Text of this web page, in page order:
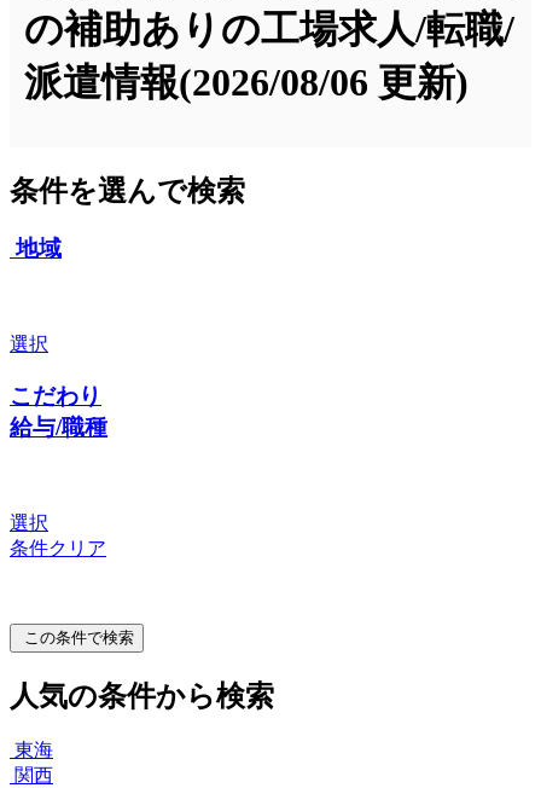
の補助ありの工場求人/転職/
派遣情報(2026/08/06 更新)
条件を選んで検索
地域
選択
こだわり
給与/職種
選択
条件クリア
この条件で検索
人気の条件から検索
東海
関西